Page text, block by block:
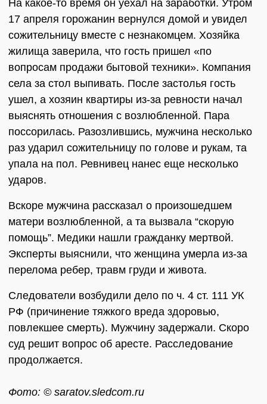
На какое-то время он уехал на заработки. Утром
17 апреля горожанин вернулся домой и увидел
сожительницу вместе с незнакомцем. Хозяйка
жилища заверила, что гость пришел «по
вопросам продажи бытовой техники». Компания
села за стол выпивать. После застолья гость
ушел, а хозяин квартиры из-за ревности начал
выяснять отношения с возлюбленной. Пара
поссорилась. Разозлившись, мужчина несколько
раз ударил сожительницу по голове и рукам, та
упала на пол. Ревнивец нанес еще несколько
ударов.
Вскоре мужчина рассказал о произошедшем
матери возлюбленной, а та вызвала “скорую
помощь”. Медики нашли гражданку мертвой.
Эксперты выяснили, что женщина умерла из-за
перелома ребер, травм груди и живота.
Следователи возбудили дело по ч. 4 ст. 111 УК
РФ (причинение тяжкого вреда здоровью,
повлекшее смерть). Мужчину задержали. Скоро
суд решит вопрос об аресте. Расследование
продолжается.
Фото: © saratov.sledcom.ru